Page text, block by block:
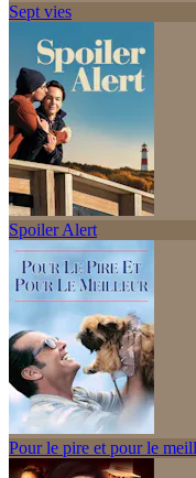
Sept vies
Spoiler Alert
Pour le pire et pour le